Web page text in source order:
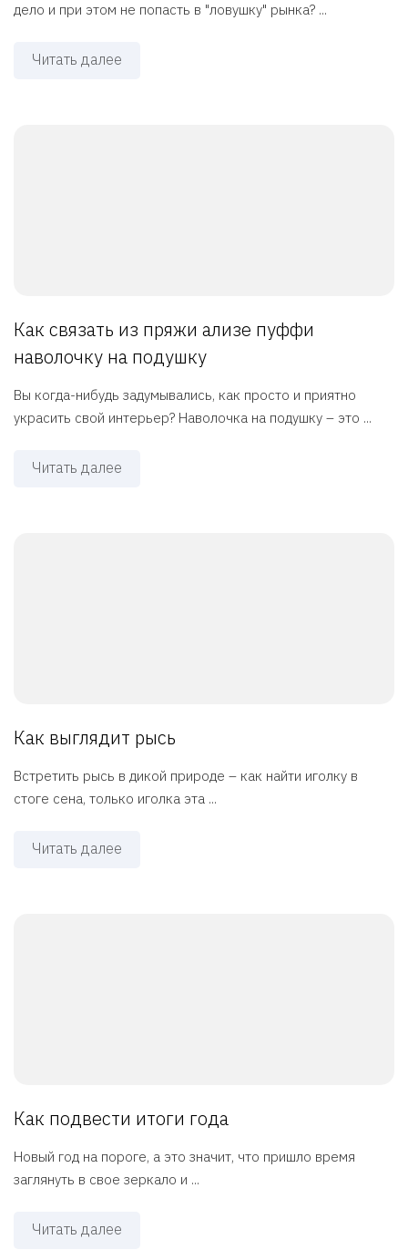
дело и при этом не попасть в "ловушку" рынка? ...
Читать далее
Как связать из пряжи ализе пуффи
наволочку на подушку
Вы когда-нибудь задумывались, как просто и приятно
украсить свой интерьер? Наволочка на подушку – это ...
Читать далее
Как выглядит рысь
Встретить рысь в дикой природе – как найти иголку в
стоге сена, только иголка эта ...
Читать далее
Как подвести итоги года
Новый год на пороге, а это значит, что пришло время
заглянуть в свое зеркало и ...
Читать далее